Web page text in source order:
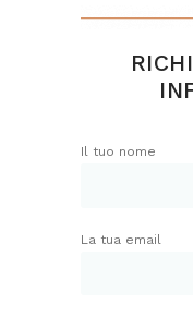
Il tuo nome
La tua email